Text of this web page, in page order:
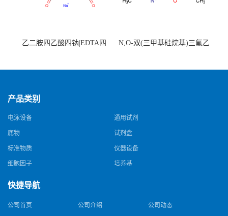
乙二胺四乙酸四钠|EDTA四
N,O-双(三甲基硅烷基)三氟乙
产品类别
电泳设备 通用试剂
底物 试剂盒
标准物质 仪器设备
细胞因子 培养基
快捷导航
公司首页 公司介绍 公司动态